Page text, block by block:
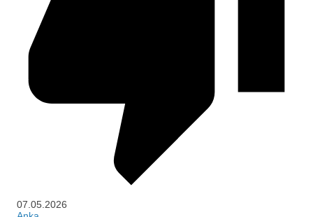
07.05.2026